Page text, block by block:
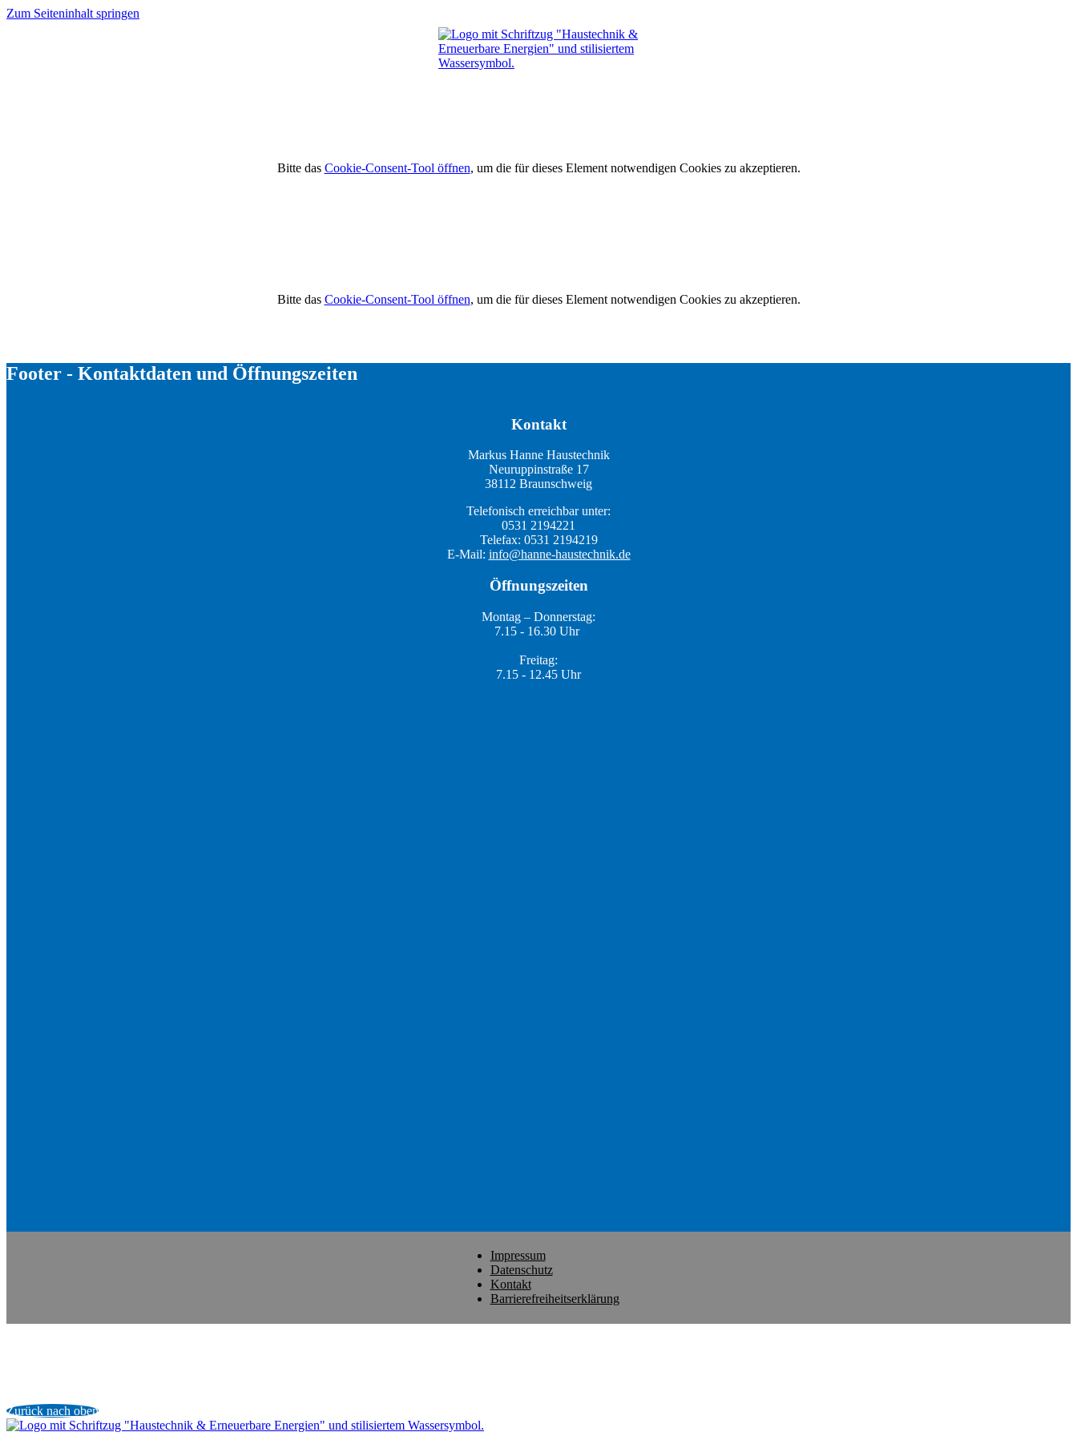
Zum Seiteninhalt springen
Bitte das Cookie-Consent-Tool öffnen, um die für dieses Element notwendigen Cookies zu akzeptieren.
Bitte das Cookie-Consent-Tool öffnen, um die für dieses Element notwendigen Cookies zu akzeptieren.
Footer - Kontaktdaten und Öffnungszeiten
Kontakt
Markus Hanne Haustechnik
Neuruppinstraße 17
38112 Braunschweig
Telefonisch erreichbar unter:
0531 2194221
Telefax: 0531 2194219
E-Mail: info@hanne-haustechnik.de
Öffnungszeiten
Montag – Donnerstag:
7.15 - 16.30 Uhr
Freitag:
7.15 - 12.45 Uhr
Impressum
Datenschutz
Kontakt
Barrierefreiheitserklärung
Zurück nach oben